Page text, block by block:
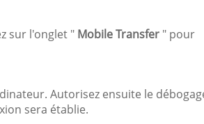
sur l'onglet " Mobile Transfer " pour
Autorisez ensuite le
sera établie.